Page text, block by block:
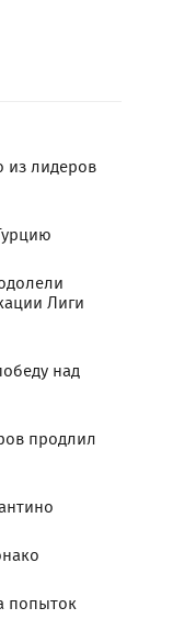
из лидеров
Лиги
над
продлил
попыток